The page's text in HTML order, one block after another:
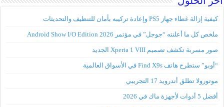
كيفية إزالة غطاء جهاز PS5 وإعادة تركيبه بأمان للتنظيف والتحديثات
ملخص كل ما أعلنته “جوجل” في مؤتمر Android Show I/O Edition 2026
صور مسربة تكشف تصميم Xperia 1 VIII الجديد
“أوبو” ستطرح هاتف Find X9s في الأسواق العالمية
موتورولا تطلق أندرويد 17 التجريبي
أفضل 5 أدوات لأجهزة ماك في 2026